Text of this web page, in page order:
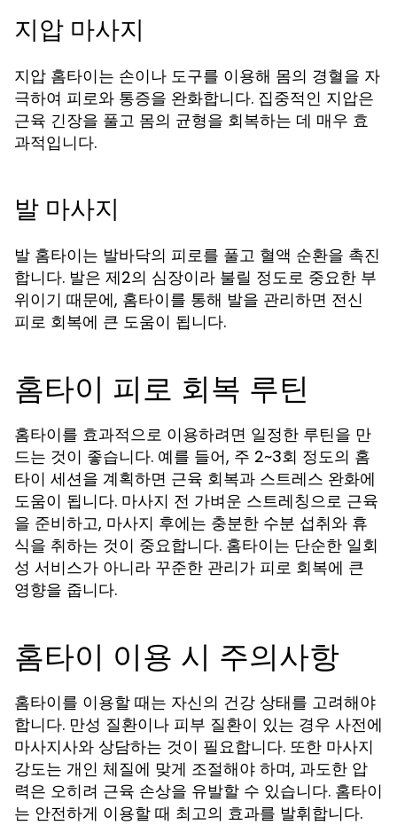
지압 마사지
지압 홈타이는 손이나 도구를 이용해 몸의 경혈을 자
극하여 피로와 통증을 완화합니다. 집중적인 지압은
근육 긴장을 풀고 몸의 균형을 회복하는 데 매우 효
과적입니다.
발 마사지
발 홈타이는 발바닥의 피로를 풀고 혈액 순환을 촉진
합니다. 발은 제2의 심장이라 불릴 정도로 중요한 부
위이기 때문에, 홈타이를 통해 발을 관리하면 전신
피로 회복에 큰 도움이 됩니다.
홈타이 피로 회복 루틴
홈타이를 효과적으로 이용하려면 일정한 루틴을 만
드는 것이 좋습니다. 예를 들어, 주 2~3회 정도의 홈
타이 세션을 계획하면 근육 회복과 스트레스 완화에
도움이 됩니다. 마사지 전 가벼운 스트레칭으로 근육
을 준비하고, 마사지 후에는 충분한 수분 섭취와 휴
식을 취하는 것이 중요합니다. 홈타이는 단순한 일회
성 서비스가 아니라 꾸준한 관리가 피로 회복에 큰
영향을 줍니다.
홈타이 이용 시 주의사항
홈타이를 이용할 때는 자신의 건강 상태를 고려해야
합니다. 만성 질환이나 피부 질환이 있는 경우 사전에
마사지사와 상담하는 것이 필요합니다. 또한 마사지
강도는 개인 체질에 맞게 조절해야 하며, 과도한 압
력은 오히려 근육 손상을 유발할 수 있습니다. 홈타이
는 안전하게 이용할 때 최고의 효과를 발휘합니다.